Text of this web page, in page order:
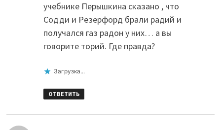
учебнике Перышкина сказано , что
Содди и Резерфорд брали радий и
получался газ радон у них… а вы
говорите торий. Где правда?
Загрузка...
ОТВЕТИТЬ